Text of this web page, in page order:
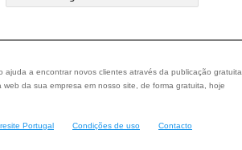
a encontrar novos clientes através da publicação gratuita
da sua empresa em nosso site, de forma gratuita, hoje
Portugal Condições de uso Contacto